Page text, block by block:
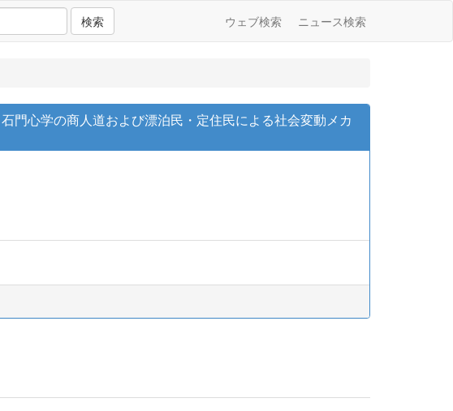
検索 ウェブ検索 ニュース検索
門心学の商人道および漂泊民・定住民による社会変動メカ